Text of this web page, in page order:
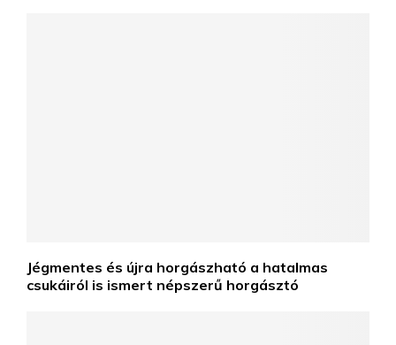
Jégmentes és újra horgászható a hatalmas
csukáiról is ismert népszerű horgásztó